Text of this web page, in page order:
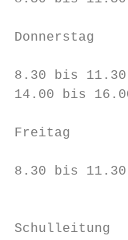
8.30 bis
14.00 bis
Freitag
8.30 bis 11.30
Schulleitung